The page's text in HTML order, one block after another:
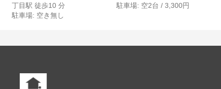
丁目駅 徒歩10 分
駐車場: 空き無し
駐車場: 空2台 / 3,300円